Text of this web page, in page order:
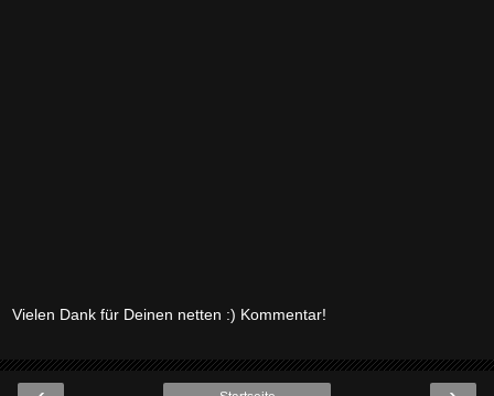
Vielen Dank für Deinen netten :) Kommentar!